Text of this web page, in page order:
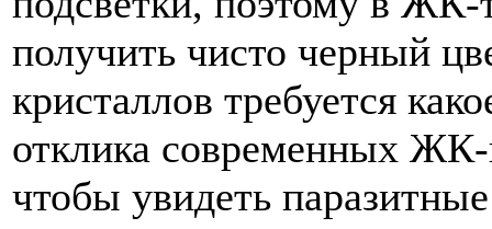
получить чисто черный
кристаллов требуется
отклика современных ЖК-
чтобы увидеть